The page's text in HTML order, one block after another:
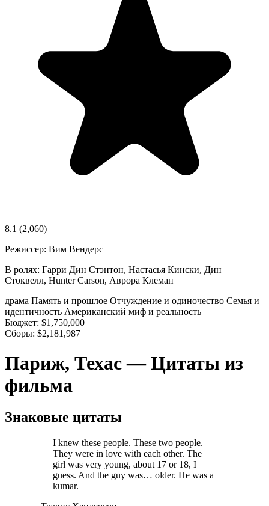
8.1 (2,060)
Режиссер: Вим Вендерс
В ролях: Гарри Дин Стэнтон, Настасья Кински, Дин
Стоквелл, Hunter Carson, Аврора Клеман
драма Память и прошлое Отчуждение и одиночество Семья и
идентичность Американский миф и реальность
Бюджет: $1,750,000
Сборы: $2,181,987
Париж, Техас — Цитаты из
фильма
Знаковые цитаты
I knew these people. These two people.
They were in love with each other. The
girl was very young, about 17 or 18, I
guess. And the guy was… older. He was a
kumar.